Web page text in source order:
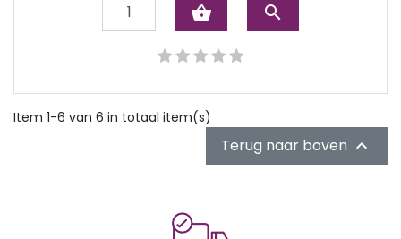
shopping_basket 
Item 1-6 van 6 in totaal item(s)
Terug naar boven 